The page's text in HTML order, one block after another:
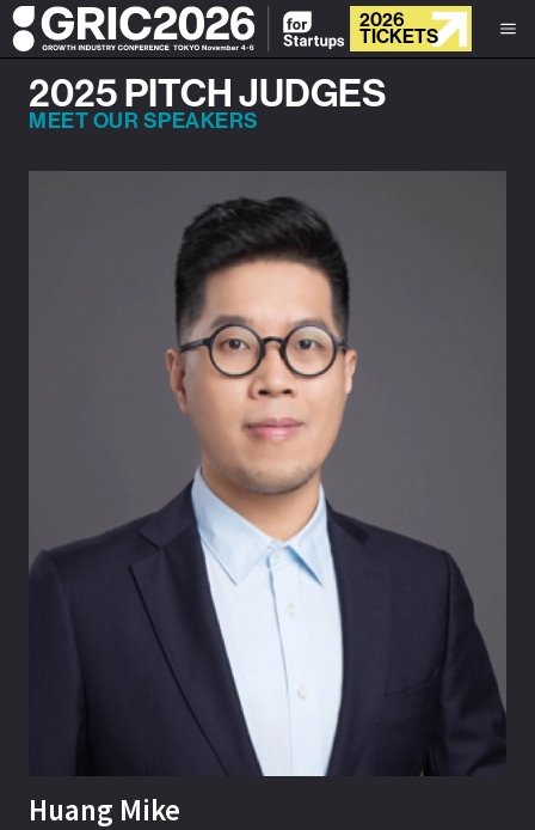
2026
TICKETS
2025 PITCH JUDGES
MEET OUR SPEAKERS
Huang Mike